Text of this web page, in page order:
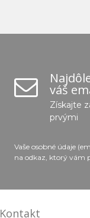
váš
Získajte
prvými
Vaše osobné údaje
na odkaz, ktorý vám
Kontakt